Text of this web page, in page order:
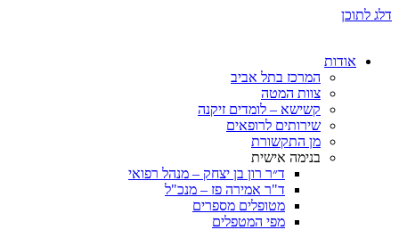
המרכז בתל אביב
צוות המטה
קשישא – לומדים זיקנה
שירותים לרופאים
מן התקשורת
בנימה אישית
ד״ר רון בן יצחק – מנהל רפואי
ד"ר אמירה פז – מנכ"ל
מטופלים מספרים
מפי המטפלים